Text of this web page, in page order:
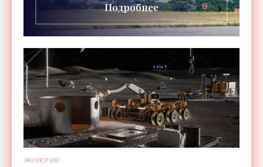
Подробнее
ЭКОЛОГИЯ